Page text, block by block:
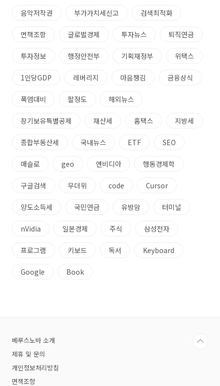
음악저작권 부가가치세신고 검색최적화
면책조항 글로벌경제 투자뉴스 퇴직연금
투자정보 행정안전부 기획재정부 위택스
1인당GDP 레버리지 마음챙김 금융상식
폭염대비 팔정도 해외뉴스
장기보유특별공제 재산세 홈택스 지방세
종합부동산세 국내뉴스 ETF SEO
매슬로 geo 엔비디아 행동경제학
구글검색 무더위 code Cursor
양도소득세 국민연금 유방암 터미널
nVidia 일본경제 주식 삼성전자
프로그램 키보드 독서 Keyboard
Google Book
베루스노바 소개
제휴 및 문의
개인정보처리방침
면책조항